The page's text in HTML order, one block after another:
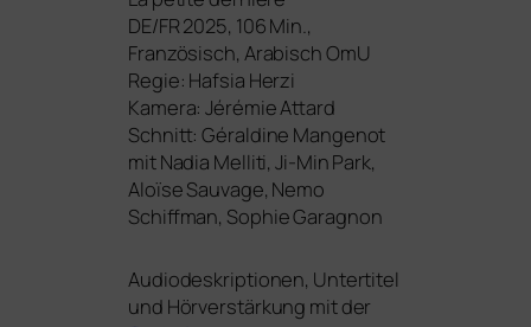
DE/FR2025, 106 Min.,
Französisch, Arabisch OmU
Regie: Hafsia Herzi
Kamera: Jérémie Attard
Schnitt: Géraldine Mangenot
mit Nadia Melliti, Ji-Min Park,
Aloïse Sauvage, Nemo
Schiffman, Sophie Garagnon
Audiodeskriptionen, Untertitel
und Hörverstärkung mit der